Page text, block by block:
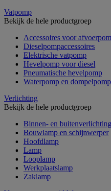
Vatpomp
Bekijk de hele productgroep
Accessoires voor
Dieselpompaccessoires
Elektrische vatpomp
Hevelpomp voor diesel
Pneumatische hevelpomp
Waterpomp en dompelpomp
Verlichting
Bekijk de hele productgroep
Binnen- en buitenverlichting
Bouwlamp en schijnwerper
Hoofdlamp
Lamp
Looplamp
Werkplaatslamp
Zaklamp